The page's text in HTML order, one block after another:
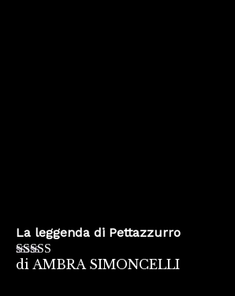
La leggenda di Pettazzurro
Valutato5su
di AMBRA SIMONCELLI